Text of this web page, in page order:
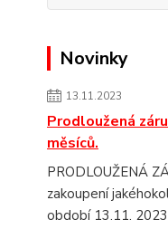
Novinky
13.11.2023
Prodloužená
měsíců.
PRODLOUŽENÁ
zakoupení
období 13.11.